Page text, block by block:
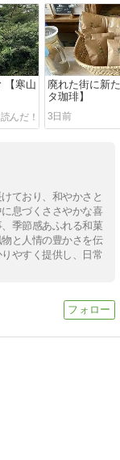
【寒山
廃れた街に新
タ珈琲】
3日前
ており、和やかさと
息づくささやかな喜
季節感あふれる和菓
と人情の豊かさを伝
やすく提供し、日常